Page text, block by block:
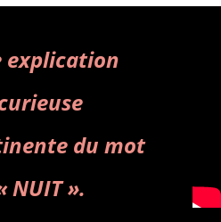
explication
du mot
NUIT ».